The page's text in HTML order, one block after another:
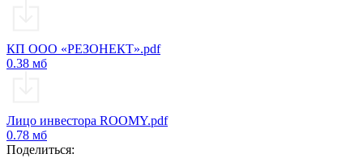
КП ООО «РЕЗОНЕКТ».pdf
0.38 мб
Лицо инвестора ROOMY.pdf
0.78 мб
Поделиться: